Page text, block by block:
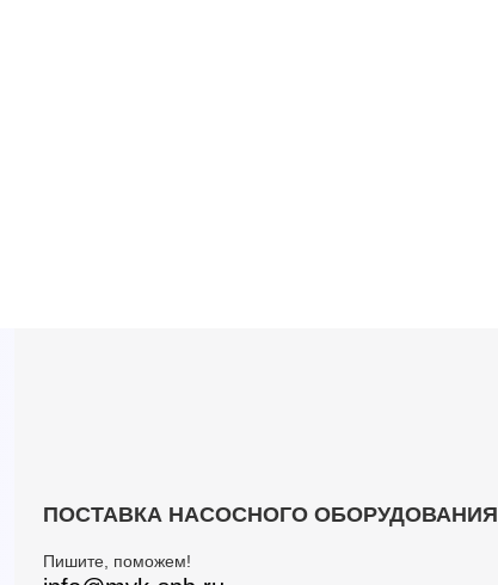
ПОСТАВКА НАСОСНОГО ОБОРУДОВАНИЯ
Пишите, поможем!